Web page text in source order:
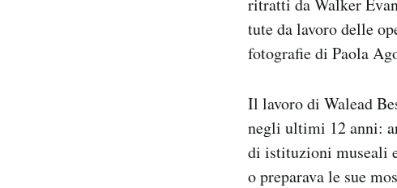
tute da lavoro delle
fotografie di Paola
Il lavoro di Walead
negli ultimi 12 anni:
di istituzioni museali
o preparava le sue